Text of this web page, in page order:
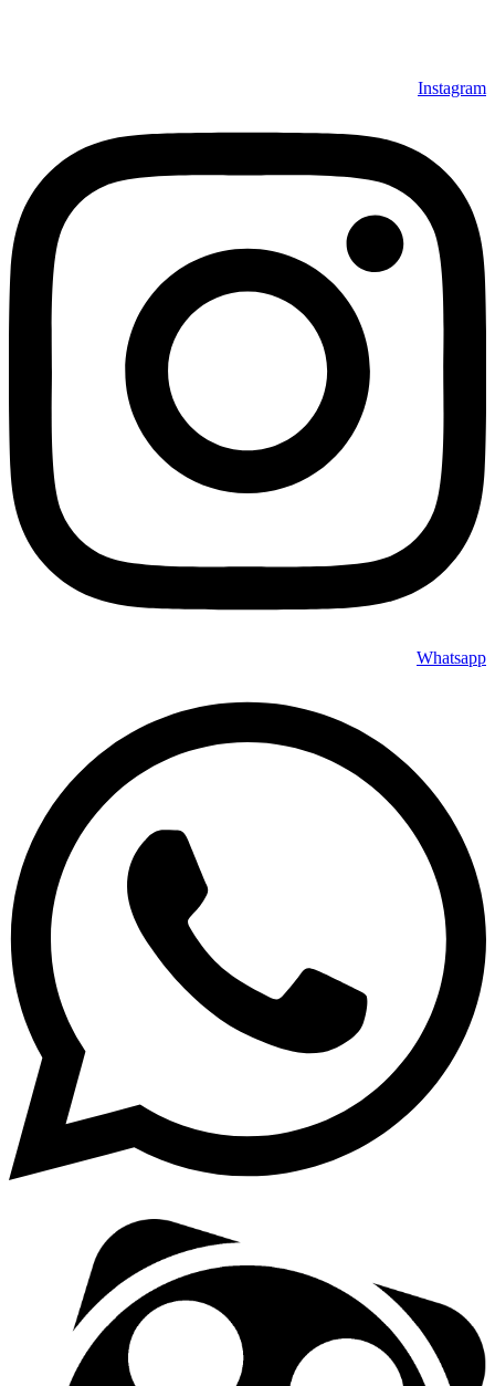
Instagram
Whatsapp